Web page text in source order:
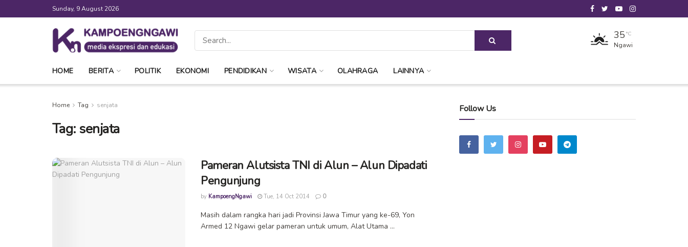
Sunday, 9 August 2026
35 °C
Ngawi
HOME BERITA POLITIK EKONOMI PENDIDIKAN WISATA OLAHRAGA LAINNYA
Home Tag senjata
Tag: senjata
Pameran Alutsista TNI di Alun – Alun Dipadati
Pengunjung
by KampoengNgawi Tue, 14 Oct 2014 0
Masih dalam rangka hari jadi Provinsi Jawa Timur yang ke-69, Yon
Armed 12 Ngawi gelar pameran untuk umum, Alat Utama ...
Follow Us